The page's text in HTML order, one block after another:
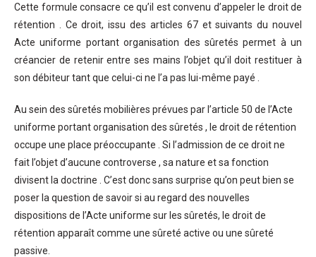
Cette formule consacre ce qu’il est convenu d’appeler le droit de
rétention . Ce droit, issu des articles 67 et suivants du nouvel
Acte uniforme portant organisation des sûretés permet à un
créancier de retenir entre ses mains l’objet qu’il doit restituer à
son débiteur tant que celui-ci ne l’a pas lui-même payé .
Au sein des sûretés mobilières prévues par l’article 50 de l’Acte
uniforme portant organisation des sûretés , le droit de rétention
occupe une place préoccupante . Si l’admission de ce droit ne
fait l’objet d’aucune controverse , sa nature et sa fonction
divisent la doctrine . C’est donc sans surprise qu’on peut bien se
poser la question de savoir si au regard des nouvelles
dispositions de l’Acte uniforme sur les sûretés, le droit de
rétention apparaît comme une sûreté active ou une sûreté
passive.